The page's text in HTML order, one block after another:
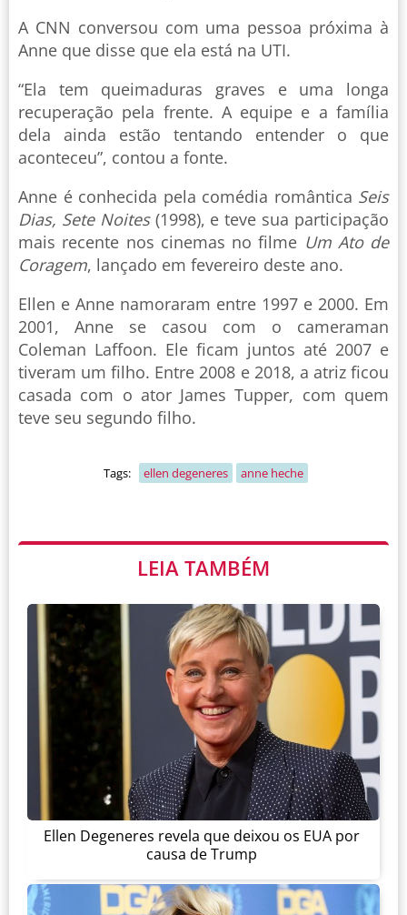
A CNN conversou com uma pessoa próxima à
Anne que disse que ela está na UTI.
“Ela tem queimaduras graves e uma longa
recuperação pela frente. A equipe e a família
dela ainda estão tentando entender o que
aconteceu”, contou a fonte.
Anne é conhecida pela comédia romântica Seis
Dias, Sete Noites(1998), e teve sua participação
mais recente nos cinemas no filme Um Ato de
Coragem, lançado em fevereiro deste ano.
Ellen e Anne namoraram entre 1997 e 2000. Em
2001, Anne se casou com o cameraman
Coleman Laffoon. Ele ficam juntos até 2007 e
tiveram um filho. Entre 2008 e 2018, a atriz ficou
casada com o ator James Tupper, com quem
teve seu segundo filho.
Tags: ellen degeneres anne heche
LEIA TAMBÉM
Ellen Degeneres revela que deixou os EUA por
causa de Trump